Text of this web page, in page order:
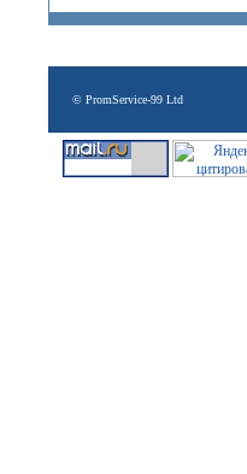
© PromService-99 Ltd